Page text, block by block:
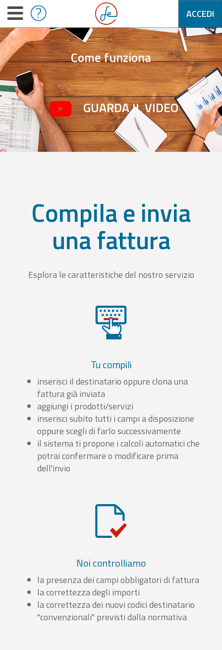
ACCEDI
Come funziona
GUARDA IL VIDEO
Compila e invia
una fattura
Esplora le caratteristiche del nostro servizio
Tu compili
inserisci il destinatario oppure clona una
fattura già inviata
aggiungi i prodotti/servizi
inserisci subito tutti i campi a disposizione
oppure scegli di farlo successivamente
il sistema ti propone i calcoli automatici che
potrai confermare o modificare prima
dell'invio
Noi controlliamo
la presenza dei campi obbligatori di fattura
la correttezza degli importi
la correttezza dei nuovi codici destinatario
"convenzionali" previsti dalla normativa